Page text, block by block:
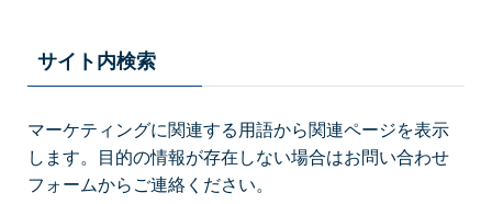
サイト内検索
マーケティングに関連する用語から関連ページを表示
します。目的の情報が存在しない場合はお問い合わせ
フォームからご連絡ください。